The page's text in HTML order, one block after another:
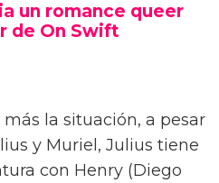
un romance queer
de On Swift
la situación, a pesar
y Muriel, Julius tiene
con Henry (Diego